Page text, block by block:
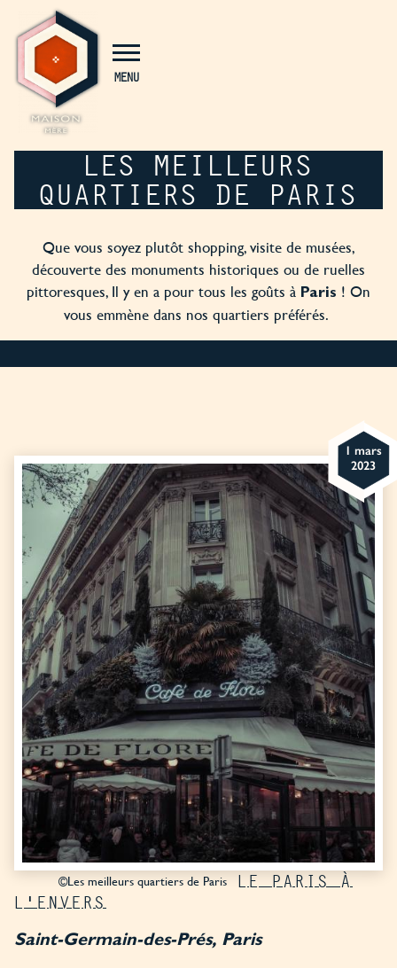
MENU
LES MEILLEURS
QUARTIERS DE PARIS
Que vous soyez plutôt shopping, visite de musées,
découverte des monuments historiques ou de ruelles
pittoresques, Il y en a pour tous les goûts à Paris ! On
vous emmène dans nos quartiers préférés.
1 mars
2023
©Les meilleurs quartiers de Paris
LE PARIS À
L'ENVERS
Saint-Germain-des-Prés, Paris
Panneau de gestion des cookies